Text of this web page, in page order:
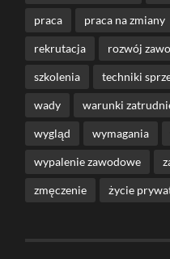
praca praca na zmiany
rekrutacja rozwój
szkolenia techniki
wady warunki
wygląd wymagania
wypalenie zawodowe
zmęczenie życie